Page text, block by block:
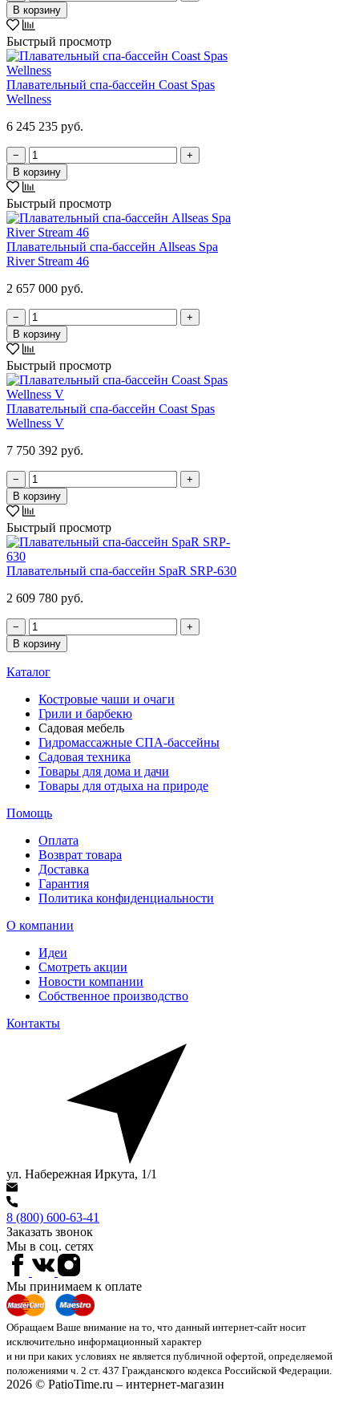
В корзину
Быстрый просмотр
Плавательный спа-бассейн Coast Spas
Wellness
6 245 235 руб.
−
+
В корзину
Быстрый просмотр
Плавательный спа-бассейн Allseas Spa
River Stream 46
2 657 000 руб.
−
+
В корзину
Быстрый просмотр
Плавательный спа-бассейн Coast Spas
Wellness V
7 750 392 руб.
−
+
В корзину
Быстрый просмотр
Плавательный спа-бассейн SpaR SRP-630
2 609 780 руб.
−
+
В корзину
Каталог
Костровые чаши и очаги
Грили и барбекю
Садовая мебель
Гидромассажные СПА-бассейны
Садовая техника
Товары для дома и дачи
Товары для отдыха на природе
Помощь
Оплата
Возврат товара
Доставка
Гарантия
Политика конфиденциальности
О компании
Идеи
Смотреть акции
Новости компании
Собственное производство
Контакты
ул. Набережная Иркута, 1/1
8 (800) 600-63-41
Заказать звонок
Мы в соц. сетях
Мы принимаем к оплате
Обращаем Ваше внимание на то, что данный интернет-сайт носит
исключительно информационный характер
и ни при каких условиях не является публичной офертой, определяемой
положениями ч. 2 ст. 437 Гражданского кодекса Российской Федерации.
2026 © PatioTime.ru – интернет-магазин